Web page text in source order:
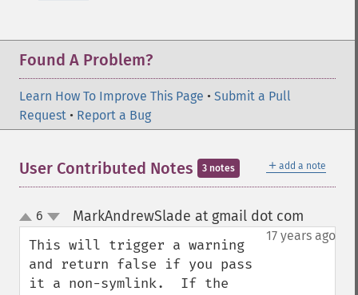
Found A Problem?
Learn How To Improve This Page • Submit a Pull
Request • Report a Bug
＋ add a note
User Contributed Notes 3 notes
up
down
6 MarkAndrewSlade at gmail dot com
17 years ago
This will trigger a warning
and return false if you pass
it a non-symlink.  If the